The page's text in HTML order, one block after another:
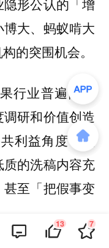
形公认的「增
大、蚂蚁啃大
的突围机会。
行业普遍陷入
调研和价值创造
利益角度，监
的洗稿内容充
至「把假事变
13 7